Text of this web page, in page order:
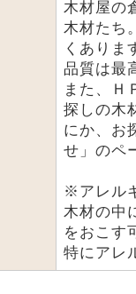
木材屋の
木材たち
くありま
品質は最
また、Ｈ
探しの木
にか、お
せ」のペ
※アレル
木材の中
をおこす
特にアレ